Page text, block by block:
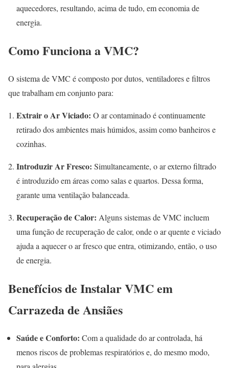
aquecedores, resultando, acima de tudo, em economia de
energia.
Como Funciona a VMC?
O sistema de VMC é composto por dutos, ventiladores e filtros
que trabalham em conjunto para:
Extrair o Ar Viciado: O ar contaminado é continuamente
retirado dos ambientes mais húmidos, assim como banheiros e
cozinhas.
Introduzir Ar Fresco: Simultaneamente, o ar externo filtrado
é introduzido em áreas como salas e quartos. Dessa forma,
garante uma ventilação balanceada.
Recuperação de Calor: Alguns sistemas de VMC incluem
uma função de recuperação de calor, onde o ar quente e viciado
ajuda a aquecer o ar fresco que entra, otimizando, então, o uso
de energia.
Benefícios de Instalar VMC em
Carrazeda de Ansiães
Saúde e Conforto: Com a qualidade do ar controlada, há
menos riscos de problemas respiratórios e, do mesmo modo,